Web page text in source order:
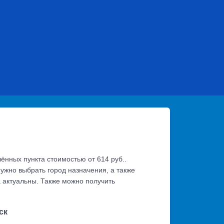
пункта стоимостью от 614 руб..
выбрать город назначения, а также
Также можно получить